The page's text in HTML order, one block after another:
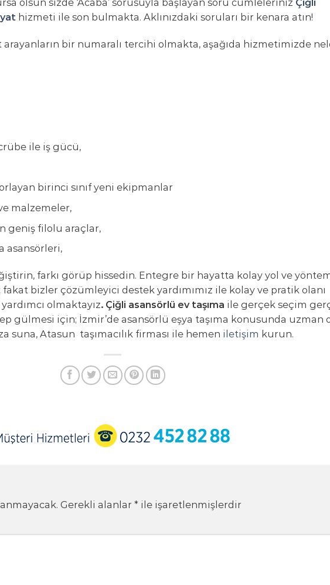
hizmeti ile son bulmakta. Aklınızdaki soruları bir kenara atın!
bir numaralı tercihi olmakta, aşağıda hizmetimizde
ile iş gücü,
birinci sınıf yeni ekipmanlar
malzemeler,
geniş filolu araçlar,
asansörleri,
farkı görüp hissedin. Entegre bir hayatta kolay yol ve
bizler çözümleyici destek yardımımız ile kolay ve pratik olanı
olmaktayız. Çiğli asansörlü ev taşıma ile gerçek seçim
gülmesi için; İzmir’de asansörlü eşya taşıma konusunda uzman
suna, Atasun taşımacılık firması ile hemen iletişim kurun.
Gerekli alanlar * ile işaretlenmişlerdir